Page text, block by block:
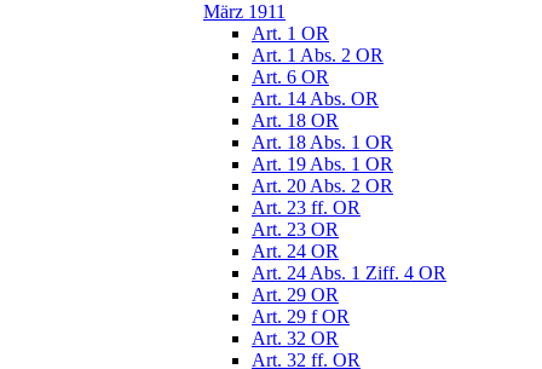
März 1911
Art. 1 OR
Art. 1 Abs. 2 OR
Art. 6 OR
Art. 14 Abs. OR
Art. 18 OR
Art. 18 Abs. 1 OR
Art. 19 Abs. 1 OR
Art. 20 Abs. 2 OR
Art. 23 ff. OR
Art. 23 OR
Art. 24 OR
Art. 24 Abs. 1 Ziff. 4 OR
Art. 29 OR
Art. 29 f OR
Art. 32 OR
Art. 32 ff. OR